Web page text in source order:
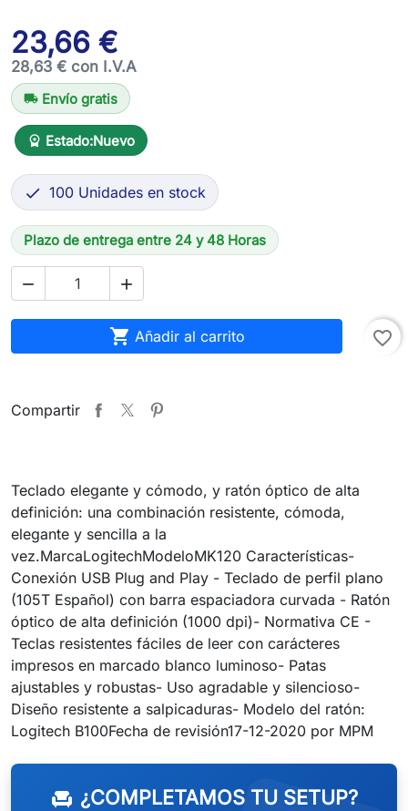
23,66 €
28,63 € con I.V.A
local_shipping Envío gratis
workspace_premium Estado:Nuevo
 100 Unidades en stock
Plazo de entrega entre 24 y 48 Horas
 
 Añadir al carrito favorite_border
Compartir
Teclado elegante y cómodo, y ratón óptico de alta
definición: una combinación resistente, cómoda,
elegante y sencilla a la
vez.MarcaLogitechModeloMK120 Características-
Conexión USB Plug and Play - Teclado de perfil plano
(105T Español) con barra espaciadora curvada - Ratón
óptico de alta definición (1000 dpi)- Normativa CE -
Teclas resistentes fáciles de leer con carácteres
impresos en marcado blanco luminoso- Patas
ajustables y robustas- Uso agradable y silencioso-
Diseño resistente a salpicaduras- Modelo del ratón:
Logitech B100Fecha de revisión17-12-2020 por MPM
chair ¿COMPLETAMOS TU SETUP?